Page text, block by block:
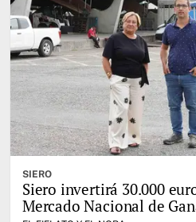
SIERO
Siero invertirá 30.000
Mercado Nacional de